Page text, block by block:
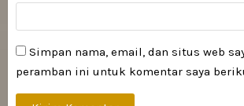
Simpan nama, email, dan situs web
peramban ini untuk komentar saya